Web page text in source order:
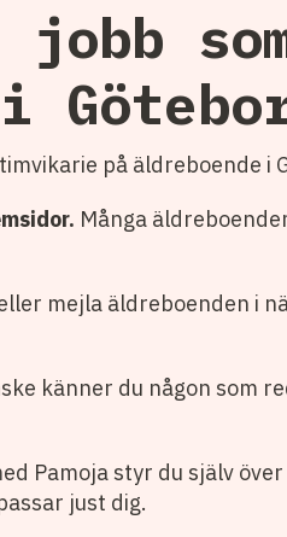
på äldreboende i
Många
mejla äldreboenden i
känner du någon som
Pamoja styr du själv
just dig.